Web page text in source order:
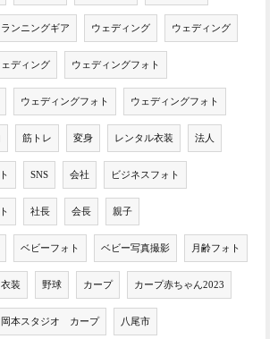
ランニングギア ウェディング ウェディング
ェディング ウェディングフォト
ウェディングフォト ウェディングフォト
筋トレ 変身 レンタル衣装 法人
SNS 会社 ビジネスフォト
社長 会長 親子
ベビーフォト ベビー写真撮影 月齢フォト
衣装 野球 カープ カープ赤ちゃん2023
岡本スタジオ カープ 八尾市